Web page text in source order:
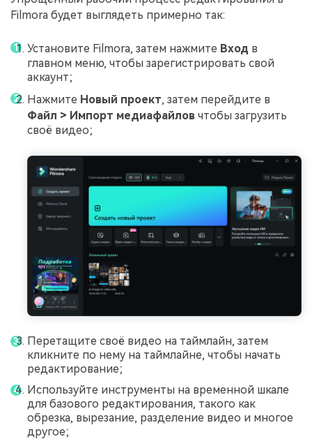
Filmora будет выглядеть примерно так:
Установите Filmora, затем нажмите Вход в
главном меню, чтобы зарегистрировать свой
аккаунт;
Нажмите Новый проект, затем перейдите в
Файл > Импорт медиафайлов чтобы загрузить
своё видео;
Перетащите своё видео на таймлайн, затем
кликните по нему на таймлайне, чтобы начать
редактирование;
Используйте инструменты на временной шкале
для базового редактирования, такого как
обрезка, вырезание, разделение видео и многое
другое;